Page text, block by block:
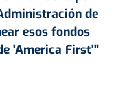
de
esos fondos
'America First'"